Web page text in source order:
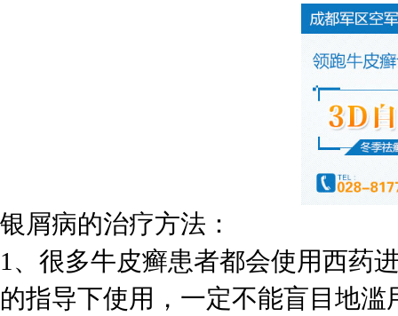
银屑病的治疗方法：
1、很多牛皮癣患者都会使用西药
的指导下使用，一定不能盲目地